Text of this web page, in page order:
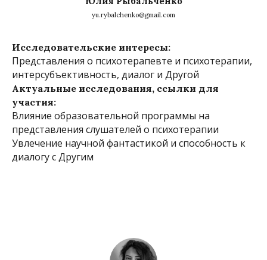
yu.rybalchenko@gmail.com
Исследовательские интересы:
Представления о психотерапевте и психотерапии,
интерсубъективность, диалог и Другой
Актуальные исследования, ссылки для
участия:
Влияние образовательной программы на
представления слушателей о психотерапии
Увлечение научной фантастикой и способность к
диалогу с Другим